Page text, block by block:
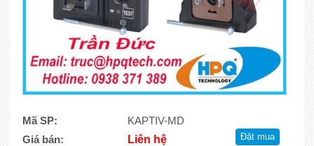
Mã SP:
KAPTIV-MD
Giá bán:
Liên hệ